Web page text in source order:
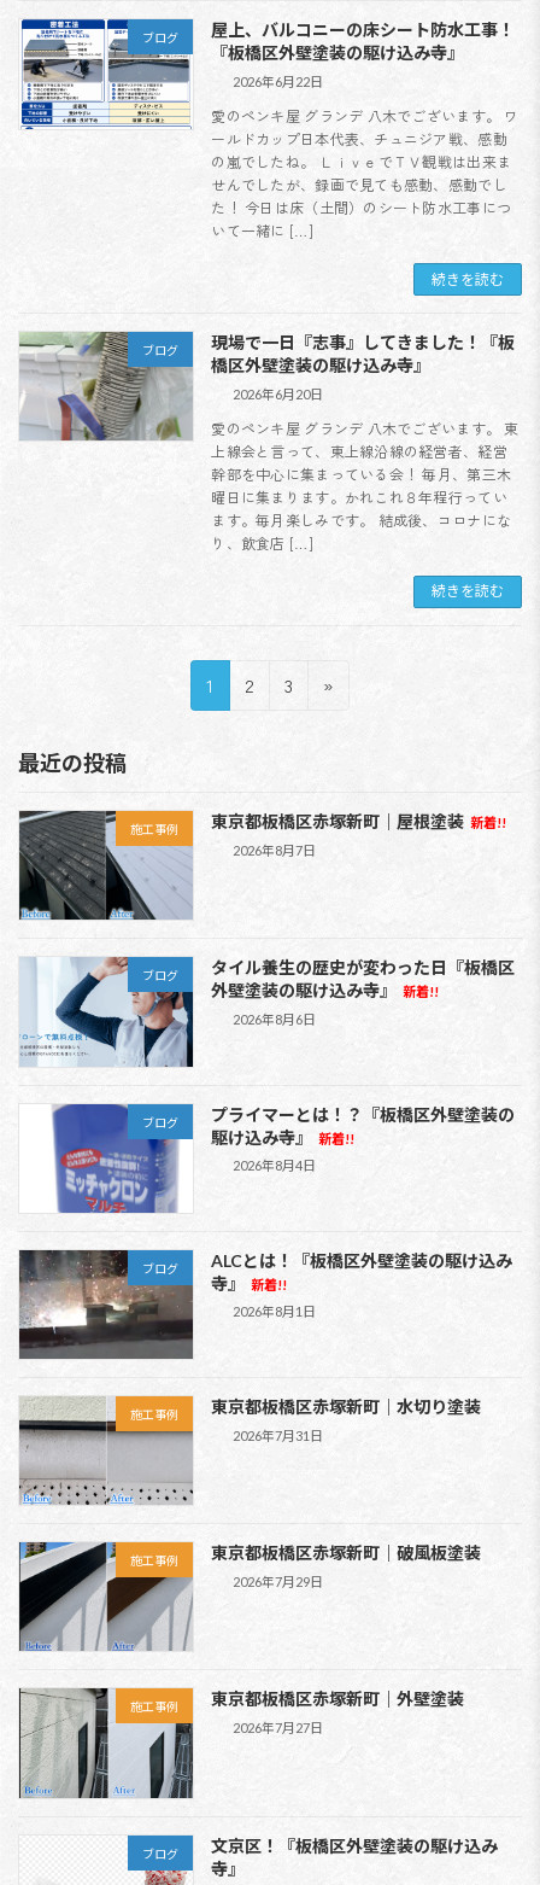
ブログ
屋上、バルコニーの床シート防水工事！
『板橋区外壁塗装の駆け込み寺』
2026年6月22日
愛のペンキ屋 グランデ 八木でございます。 ワ
ールドカップ日本代表、チュニジア戦、感動
の嵐でしたね。 ＬｉｖｅでＴＶ観戦は出来ま
せんでしたが、録画で見ても感動、感動でし
た！ 今日は床（土間）のシート防水工事につ
いて一緒に […]
続きを読む
ブログ
現場で一日『志事』してきました！『板
橋区外壁塗装の駆け込み寺』
2026年6月20日
愛のペンキ屋 グランデ 八木でございます。 東
上線会と言って、東上線沿線の経営者、経営
幹部を中心に集まっている会！ 毎月、第三木
曜日に集まります。かれこれ８年程行ってい
ます。毎月楽しみです。 結成後、コロナにな
り、飲食店 […]
続きを読む
の
ペ
ー
ジ
送
固
定
ジ
1
固
定
ジ
2
固
ジ
3 »
最近の投稿
施工事例 東京都板橋区赤塚新町｜屋根塗装 新着!!
2026年8月7日
ブログ
タイル養生の歴史が変わった日『板橋区
外壁塗装の駆け込み寺』
新着!!
2026年8月6日
ブログ
プライマーとは！？『板橋区外壁塗装の
駆け込み寺』
新着!!
2026年8月4日
ブログ
ALCとは！『板橋区外壁塗装の駆け込み
寺』
新着!!
2026年8月1日
施工事例 東京都板橋区赤塚新町｜水切り塗装
2026年7月31日
施工事例 東京都板橋区赤塚新町｜破風板塗装
2026年7月29日
施工事例 東京都板橋区赤塚新町｜外壁塗装
2026年7月27日
ブログ
文京区！『板橋区外壁塗装の駆け込み
寺』